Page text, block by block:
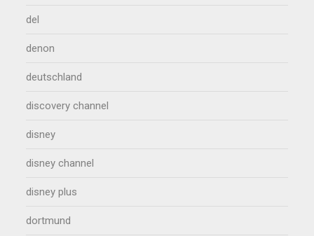
del
denon
deutschland
discovery channel
disney
disney channel
disney plus
dortmund